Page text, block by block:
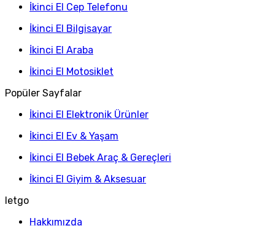
İkinci El Cep Telefonu
İkinci El Bilgisayar
İkinci El Araba
İkinci El Motosiklet
Popüler Sayfalar
İkinci El Elektronik Ürünler
İkinci El Ev & Yaşam
İkinci El Bebek Araç & Gereçleri
İkinci El Giyim & Aksesuar
letgo
Hakkımızda